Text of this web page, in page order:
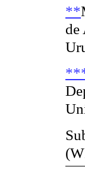
**
de